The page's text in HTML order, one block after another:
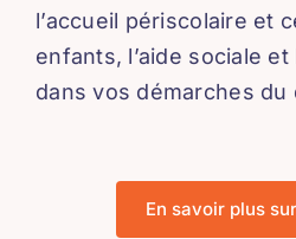
l’accueil périscolaire et
enfants, l’aide sociale
dans vos démarches du
En savoir plus